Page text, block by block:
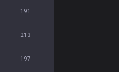
191
213
197